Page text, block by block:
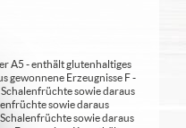
A5 - enthält glutenhaltiges
gewonnene Erzeugnisse F -
sowie daraus
sowie daraus
sowie daraus